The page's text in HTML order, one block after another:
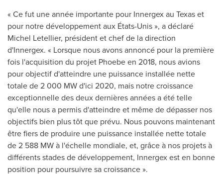
« Ce fut une année importante pour Innergex au Texaset
pour notre développement aux États-Unis », a déclaré
Michel Letellier, président et chef de la direction
d'Innergex. « Lorsque nous avons annoncé pour la première
fois l'acquisition du projet Phoebe en 2018, nous avions
pour objectif d'atteindre une puissance installée nette
totale de 2 000 MW d'ici 2020, mais notre croissance
exceptionnelle des deux dernières années a été telle
qu'elle nous a permis d'atteindre et même de dépasser nos
objectifs bien plus tôt que prévu. Nous pouvons maintenant
être fiers de produire une puissance installée nette totale
de 2 588 MW à l'échelle mondiale, et, grâce à nos projets à
différents stades de développement, Innergex est en bonne
position pour poursuivre sa croissance ».